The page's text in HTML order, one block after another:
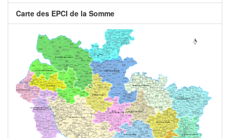
Carte des EPCI de la Somme